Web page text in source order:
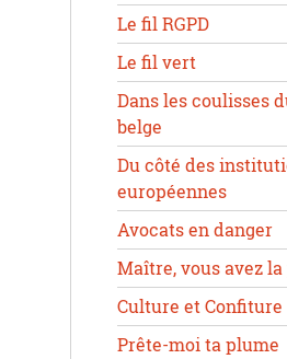
Le fil RGPD
Le fil vert
Dans les coulisses
belge
Du côté des
européennes
Avocats en danger
Maître, vous avez
Culture et Confiture
Prête-moi ta plume